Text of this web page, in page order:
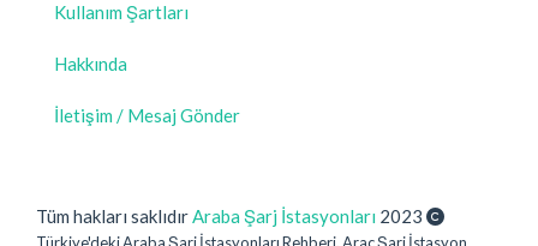
Kullanım Şartları
Hakkında
İletişim / Mesaj Gönder
Tüm hakları saklıdırAraba Şarj İstasyonları 2023
Türkiye'deki Araba Şarj İstasyonları Rehberi, Araç Şarj İstasyon